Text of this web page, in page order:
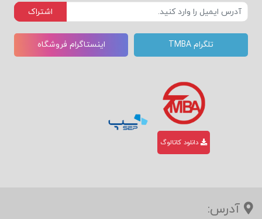
اشتراک
تلگرام TMBA اینستاگرام فروشگاه
دانلود کاتالوگ
آدرس: